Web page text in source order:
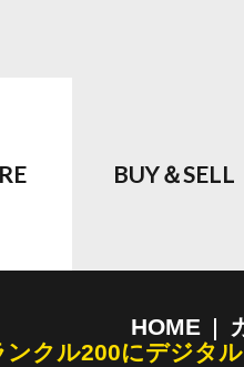
BUY＆SELL
HOME
ンクル200にデジタ